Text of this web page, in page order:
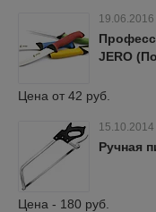
19.06.2016
JERO
Цена от 42 руб.
15.10.2014
Ручная
Цена - 180 руб.